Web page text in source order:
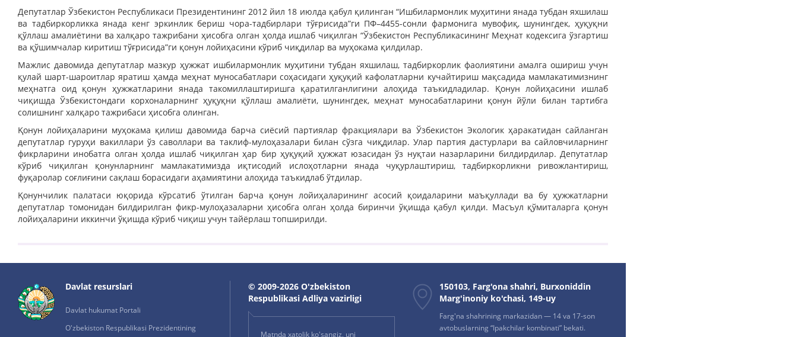
Депутатлар Ўзбекистон Республикаси Президентининг 2012 йил 18 июлда қабул қилинган “Ишбилармонлик муҳитини янада тубдан яхшилаш
ва тадбиркорликка янада кенг эркинлик бериш чора-тадбирлари тўғрисида”ги ПФ–4455-сонли фармонига мувофиқ, шунингдек, ҳуқуқни
қўллаш амалиётини ва халқаро тажрибани ҳисобга олган ҳолда ишлаб чиқилган “Ўзбекистон Республикасининг Меҳнат кодексига ўзгартиш
ва қўшимчалар киритиш тўғрисида”ги қонун лойиҳасини кўриб чиқдилар ва муҳокама қилдилар.
Мажлис давомида депутатлар мазкур ҳужжат ишбилармонлик муҳитини тубдан яхшилаш, тадбиркорлик фаолиятини амалга ошириш учун
қулай шарт-шароитлар яратиш ҳамда меҳнат муносабатлари соҳасидаги ҳуқуқий кафолатларни кучайтириш мақсадида мамлакатимизнинг
меҳнатга оид қонун ҳужжатларини янада такомиллаштиришга қаратилганлигини алоҳида таъкидладилар. Қонун лойиҳасини ишлаб
чиқишда Ўзбекистондаги корхоналарнинг ҳуқуқни қўллаш амалиёти, шунингдек, меҳнат муносабатларини қонун йўли билан тартибга
солишнинг халқаро тажрибаси ҳисобга олинган.
Қонун лойиҳаларини муҳокама қилиш давомида барча сиёсий партиялар фракциялари ва Ўзбекистон Экологик ҳаракатидан сайланган
депутатлар гуруҳи вакиллари ўз саволлари ва таклиф-мулоҳазалари билан сўзга чиқдилар. Улар партия дастурлари ва сайловчиларнинг
фикрларини инобатга олган ҳолда ишлаб чиқилган ҳар бир ҳуқуқий ҳужжат юзасидан ўз нуқтаи назарларини билдирдилар. Депутатлар
кўриб чиқилган қонунларнинг мамлакатимизда иқтисодий ислоҳотларни янада чуқурлаштириш, тадбиркорликни ривожлантириш,
фуқаролар соғлиғини сақлаш борасидаги аҳамиятини алоҳида таъкидлаб ўтдилар.
Қонунчилик палатаси юқорида кўрсатиб ўтилган барча қонун лойиҳаларининг асосий қоидаларини маъқуллади ва бу ҳужжатларни
депутатлар томонидан билдирилган фикр-мулоҳазаларни ҳисобга олган ҳолда биринчи ўқишда қабул қилди. Масъул қўмиталарга қонун
лойиҳаларини иккинчи ўқишда кўриб чиқиш учун тайёрлаш топширилди.
Davlat resurslari
Davlat hukumat Portali
O'zbekiston Respublikasi Prezidentining
© 2009-2026 O'zbekiston
Respublikasi Adliya vazirligi
Matnda xatolik ko'sangiz, uni
150103, Farg'ona shahri, Burxoniddin
Marg'inoniy ko'chasi, 149-uy
Farg'na shahrining markazidan — 14 va 17-son
avtobuslarning “Ipakchilar kombinati” bekati.